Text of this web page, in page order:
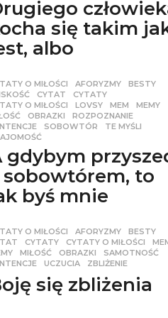
się takim
albo
O MIŁOŚCI AFORYZMY ,BESTY
,CYTAT ,CYTATY
O MIŁOŚCI
,LOVSY ,MEM ,MEMY
,OBRAZKI ,ROZPOZNANIE
,SOBOWTÓR ,TE MYŚLI
gdybym
sobowtórem, to
byś mnie
O MIŁOŚCI AFORYZMY ,BESTY
,CYTATY ,CYTATY O MIŁOŚCI ,
,MIŁOŚĆ ,OBRAZKI ,SAMOTNOŚĆ
,UCZUCIA ,ZBLIŻENIE
się zbliżenia